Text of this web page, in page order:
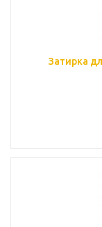
Затирка